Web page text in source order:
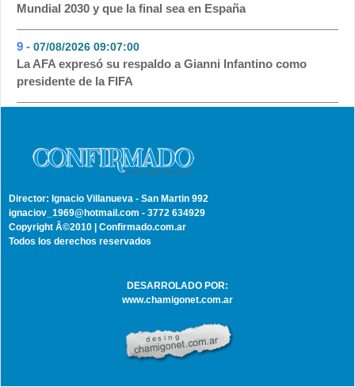
Mundial 2030 y que la final sea en España
9 - 07/08/2026 09:07:00
La AFA expresó su respaldo a Gianni Infantino como
presidente de la FIFA
Director: Ignacio Villanueva - San Martin 992
ignaciov_1969@hotmail.com - 3772 634929
Copyright Â©2010 | Confirmado.com.ar
Todos los derechos reservados
DESARROLADO POR:
www.chamigonet.com.ar